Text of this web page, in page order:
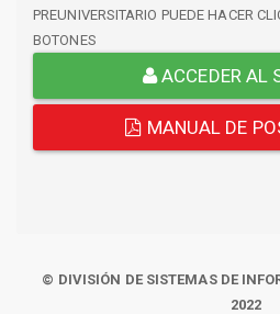
PREUNIVERSITARIO PUEDE HACER
BOTONES
ACCEDER AL
MANUAL DE
© DIVISIÓN DE SISTEMAS DE
2022